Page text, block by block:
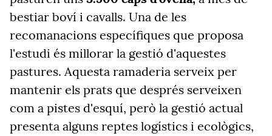
bestiar boví i cavalls. Una de les
recomanacions específiques que proposa
l'estudi és millorar la gestió d'aquestes
pastures. Aquesta ramaderia serveix per
mantenir els prats que després serveixen
com a pistes d'esquí, però la gestió actual
presenta alguns reptes logístics i ecològics,